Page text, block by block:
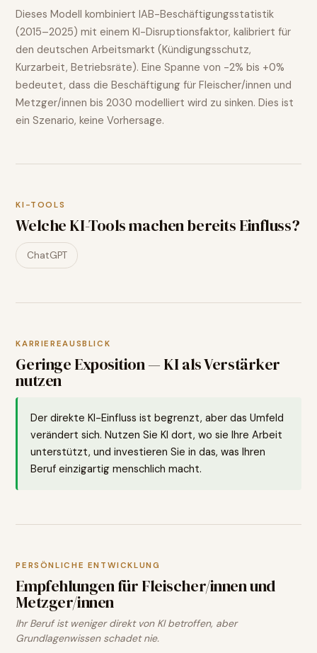
Dieses Modell kombiniert IAB-Beschäftigungsstatistik
(2015–2025) mit einem KI-Disruptionsfaktor, kalibriert für
den deutschen Arbeitsmarkt (Kündigungsschutz,
Kurzarbeit, Betriebsräte). Eine Spanne von -2% bis +0%
bedeutet, dass die Beschäftigung fürFleischer/innen und
Metzger/innen bis 2030 modelliert wird zu sinken. Dies ist
ein Szenario, keine Vorhersage.
KI-TOOLS
Welche KI-Tools machen bereits Einfluss?
ChatGPT
KARRIEREAUSBLICK
Geringe Exposition — KI als Verstärker
nutzen
Der direkte KI-Einfluss ist begrenzt, aber das Umfeld
verändert sich. Nutzen Sie KI dort, wo sie Ihre Arbeit
unterstützt, und investieren Sie in das, was Ihren
Beruf einzigartig menschlich macht.
PERSÖNLICHE ENTWICKLUNG
Empfehlungen für Fleischer/innen und
Metzger/innen
Ihr Beruf ist weniger direkt von KI betroffen, aber
Grundlagenwissen schadet nie.